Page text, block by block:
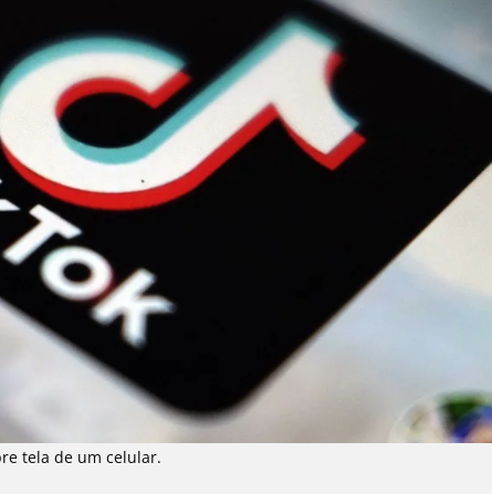
tela de um celular.